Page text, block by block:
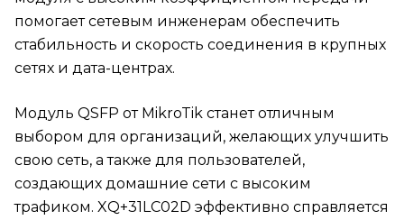
помогает сетевым инженерам обеспечить
стабильность и скорость соединения в крупных
сетях и дата-центрах.
Модуль QSFP от MikroTik станет отличным
выбором для организаций, желающих улучшить
свою сеть, а также для пользователей,
создающих домашние сети с высоким
трафиком. XQ+31LC02D эффективно справляется